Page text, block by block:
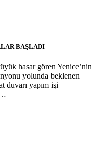
BAŞLADI
hasar gören Yenice’nin
yolunda beklenen
duvarı yapım işi